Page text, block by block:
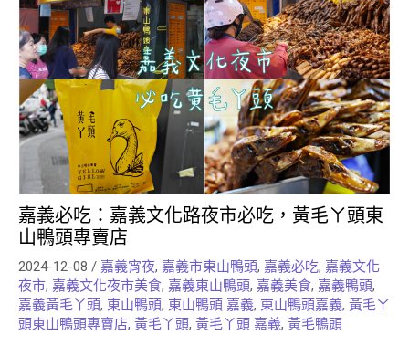
嘉義必吃：嘉義文化路夜市必吃，黃毛ㄚ頭東
山鴨頭專賣店
2024-12-08 / 嘉義宵夜, 嘉義市東山鴨頭, 嘉義必吃, 嘉義文化
夜市, 嘉義文化夜市美食, 嘉義東山鴨頭, 嘉義美食, 嘉義鴨頭,
嘉義黃毛丫頭, 東山鴨頭, 東山鴨頭 嘉義, 東山鴨頭嘉義, 黃毛ㄚ
頭東山鴨頭專賣店, 黃毛丫頭, 黃毛丫頭 嘉義, 黃毛鴨頭